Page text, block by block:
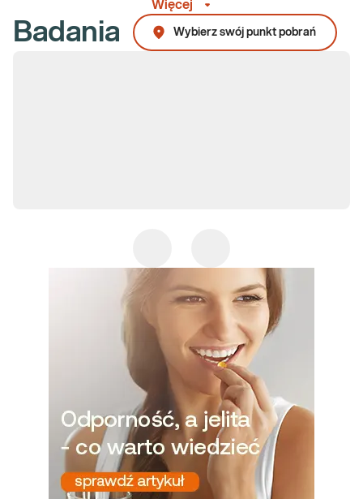
niedoboru IgA należy oznaczyć przeciwciałaprzeciw
transglutaminazie tkankowej (anty-tTG) w kl. IgGiprzeciwciała
przeciwko deaminowanej gliadynie w klasie IgG.W przypadku
Więcej
Badania Wybierz swój punkt pobrań